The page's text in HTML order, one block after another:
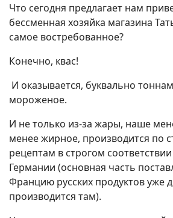
Что сегодня предлагает нам
бессменная хозяйка магазина
самое востребованное?
Конечно, квас!
И оказывается, буквально
мороженое.
И не только из-за жары, наше
менее жирное, производится по
рецептам в строгом
Германии (основная часть
Францию русских продуктов уже
производится там).